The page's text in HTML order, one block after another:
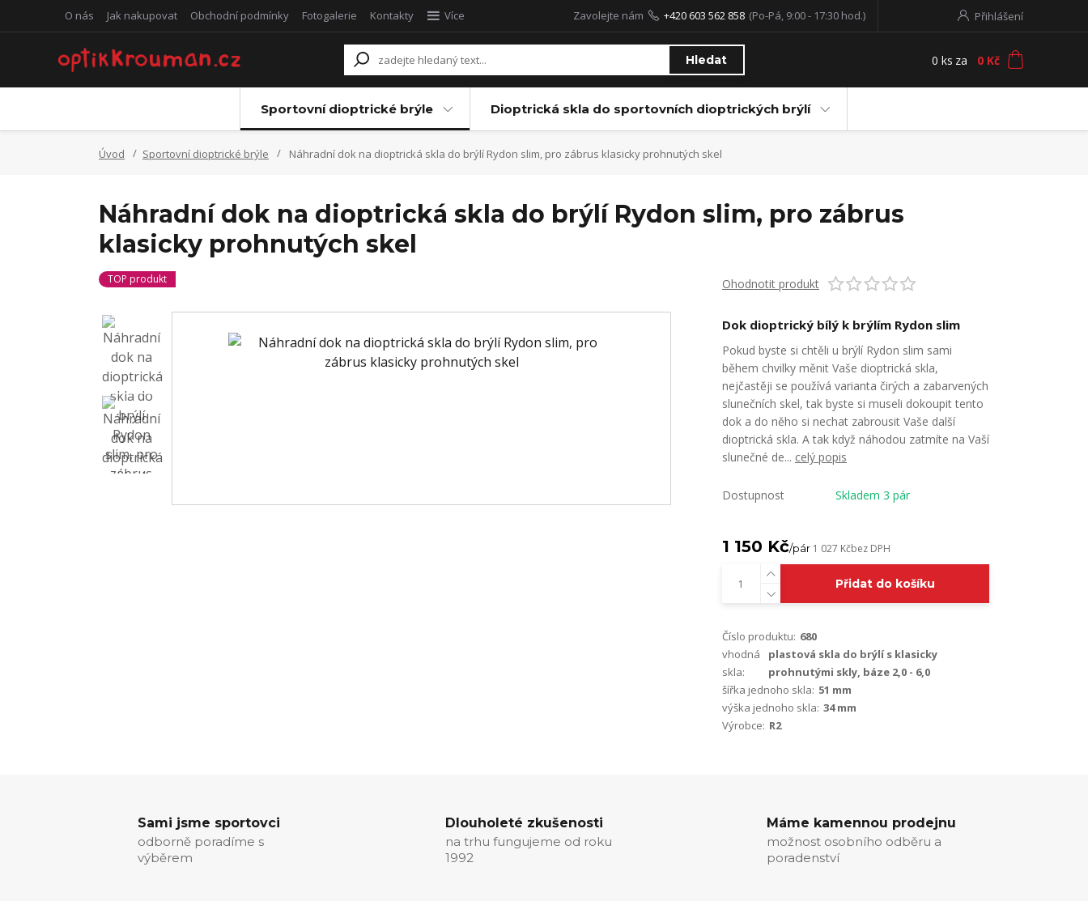
O nás Jak nakupovat Obchodní podmínky Fotogalerie Kontakty Více Přihlášení
Hledat
Zavolejte nám +420 603 562 858 (Po-Pá, 9:00 - 17:30 hod.)
0 ks za 0 Kč
Sportovní dioptrické brýle Dioptrická skla do sportovních dioptrických brýlí
Úvod Sportovní dioptrické brýle Náhradní dok na dioptrická skla do brýlí Rydon slim, pro zábrus klasicky prohnutých skel
Náhradní dok na dioptrická skla do brýlí Rydon slim, pro zábrus
klasicky prohnutých skel
TOP produkt Ohodnotit produkt
Dok dioptrický bílý k brýlím Rydon slim
Pokud byste si chtěli u brýlí Rydon slim sami
během chvilky měnit Vaše dioptrická skla,
nejčastěji se používá varianta čirých a zabarvených
slunečních skel, tak byste si museli dokoupit tento
dok a do něho si nechat zabrousit Vaše další
dioptrická skla. A tak když náhodou zatmíte na Vaší
slunečné de... celý popis
Dostupnost Skladem 3 pár
1 150 Kč/pár 1 027 Kčbez DPH
Přidat do košíku
Číslo produktu: 680
vhodná
skla:
plastová skla do brýlí s klasicky
prohnutými skly, báze 2,0 - 6,0
šířka jednoho skla: 51 mm
výška jednoho skla: 34 mm
Výrobce: R2
Sami jsme sportovci
odborně poradíme s
výběrem
Dlouholeté zkušenosti
na trhu fungujeme od roku
1992
Máme kamennou prodejnu
možnost osobního odběru a
poradenství